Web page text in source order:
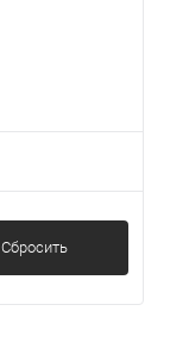
Сбросить